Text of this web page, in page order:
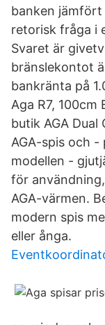
banken jämfört
retorisk fråga i
Svaret är
bränslekontot
bankränta på
Aga R7, 100cm
butik AGA
AGA-spis och
modellen -
för
AGA-värmen.
modern spis
eller ånga.